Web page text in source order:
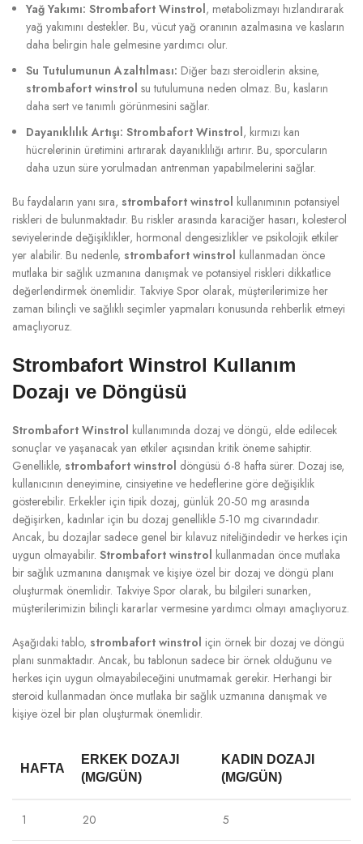
Yağ Yakımı: Strombafort Winstrol, metabolizmayı hızlandırarak
yağ yakımını destekler. Bu, vücut yağ oranının azalmasına ve kasların
daha belirgin hale gelmesine yardımcı olur.
Su Tutulumunun Azaltılması: Diğer bazı steroidlerin aksine,
strombafort winstrol su tutulumuna neden olmaz. Bu, kasların
daha sert ve tanımlı görünmesini sağlar.
Dayanıklılık Artışı: Strombafort Winstrol, kırmızı kan
hücrelerinin üretimini artırarak dayanıklılığı artırır. Bu, sporcuların
daha uzun süre yorulmadan antrenman yapabilmelerini sağlar.
Bu faydaların yanı sıra, strombafort winstrol kullanımının potansiyel
riskleri de bulunmaktadır. Bu riskler arasında karaciğer hasarı, kolesterol
seviyelerinde değişiklikler, hormonal dengesizlikler ve psikolojik etkiler
yer alabilir. Bu nedenle, strombafort winstrol kullanmadan önce
mutlaka bir sağlık uzmanına danışmak ve potansiyel riskleri dikkatlice
değerlendirmek önemlidir. Takviye Spor olarak, müşterilerimize her
zaman bilinçli ve sağlıklı seçimler yapmaları konusunda rehberlik etmeyi
amaçlıyoruz.
Strombafort Winstrol Kullanım
Dozajı ve Döngüsü
Strombafort Winstrol kullanımında dozaj ve döngü, elde edilecek
sonuçlar ve yaşanacak yan etkiler açısından kritik öneme sahiptir.
Genellikle, strombafort winstrol döngüsü 6-8 hafta sürer. Dozaj ise,
kullanıcının deneyimine, cinsiyetine ve hedeflerine göre değişiklik
gösterebilir. Erkekler için tipik dozaj, günlük 20-50 mg arasında
değişirken, kadınlar için bu dozaj genellikle 5-10 mg civarındadır.
Ancak, bu dozajlar sadece genel bir kılavuz niteliğindedir ve herkes için
uygun olmayabilir. Strombafort winstrol kullanmadan önce mutlaka
bir sağlık uzmanına danışmak ve kişiye özel bir dozaj ve döngü planı
oluşturmak önemlidir. Takviye Spor olarak, bu bilgileri sunarken,
müşterilerimizin bilinçli kararlar vermesine yardımcı olmayı amaçlıyoruz.
Aşağıdaki tablo, strombafort winstrol için örnek bir dozaj ve döngü
planı sunmaktadır. Ancak, bu tablonun sadece bir örnek olduğunu ve
herkes için uygun olmayabileceğini unutmamak gerekir. Herhangi bir
steroid kullanmadan önce mutlaka bir sağlık uzmanına danışmak ve
kişiye özel bir plan oluşturmak önemlidir.
HAFTA
ERKEK DOZAJI
(MG/GÜN)
KADIN DOZAJI
(MG/GÜN)
1 20 5